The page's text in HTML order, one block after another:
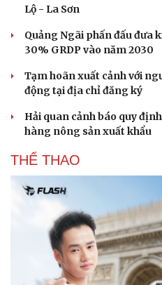
Lộ - La Sơn
Quảng Ngãi phấn đấu đưa
30% GRDP vào năm 2030
Tạm hoãn xuất cảnh với
động tại địa chỉ đăng ký
Hải quan cảnh báo quy
hàng nông sản xuất khẩu
THỂ THAO